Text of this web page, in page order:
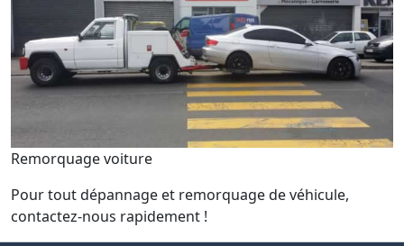
Remorquage voiture
Pour tout dépannage et remorquage de véhicule,
contactez-nous rapidement !